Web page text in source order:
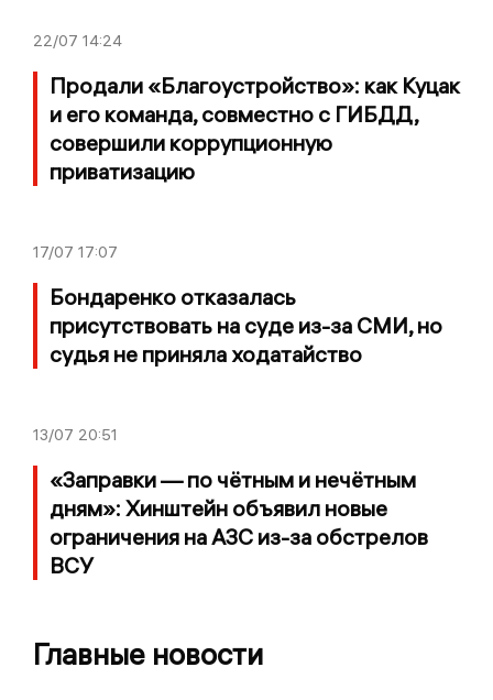
22/07 14:24
Продали «Благоустройство»: как Куцак
и его команда, совместно с ГИБДД,
совершили коррупционную
приватизацию
17/07 17:07
Бондаренко отказалась
присутствовать на суде из-за СМИ, но
судья не приняла ходатайство
13/07 20:51
«Заправки — по чётным и нечётным
дням»: Хинштейн объявил новые
ограничения на АЗС из-за обстрелов
ВСУ
Главные новости